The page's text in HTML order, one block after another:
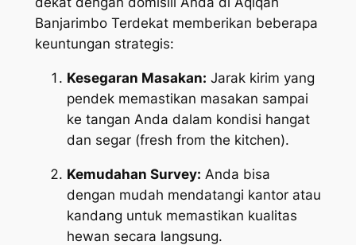
Banjarimbo Terdekat memberikan beberapa
keuntungan strategis:
Kesegaran Masakan: Jarak kirim yang
pendek memastikan masakan sampai
ke tangan Anda dalam kondisi hangat
dan segar (fresh from the kitchen).
Kemudahan Survey: Anda bisa
dengan mudah mendatangi kantor atau
kandang untuk memastikan kualitas
hewan secara langsung.